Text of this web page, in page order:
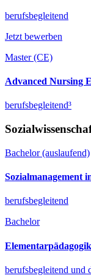
berufsbegleitend
Jetzt bewerben
Master (CE)
Advanced Nursing
berufsbegleitend³
Bachelor (auslaufend)
Sozialmanagement
berufsbegleitend
Bachelor
Elementarpädagogik
berufsbegleitend und